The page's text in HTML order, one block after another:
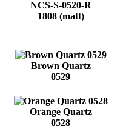
NCS-S-0520-R
1808 (matt)
Brown Quartz
0529
Orange Quartz
0528